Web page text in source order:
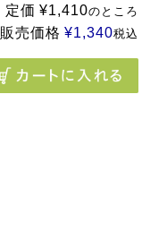
定価 ¥1,410のところ
販売価格 ¥1,340税込